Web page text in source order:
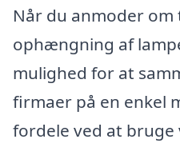
Når du anmoder om
ophængning af
mulighed for at
firmaer på en enkel
fordele ved at